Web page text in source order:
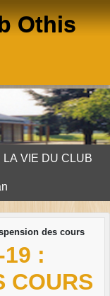
Othis
LA VIE DU CLUB
des cours
19 :
COURS